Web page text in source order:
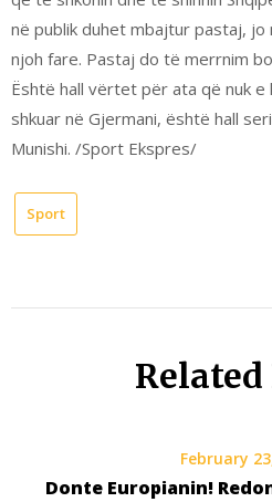
në publik duhet mbajtur pastaj, jo
njoh fare. Pastaj do të merrnim
Është hall vërtet për ata që nuk e
shkuar në Gjermani, është hall
Munishi. /Sport Ekspres/
Sport
Related
February
Donte Europianin!